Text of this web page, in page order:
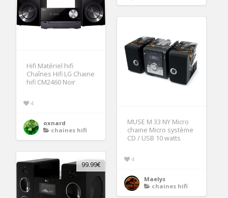
Hifi Matériel hifi
Chaînes Hifi LG Chaine
hifi CM2460 Noir
4
oxnard
chaines hifi
MUSE M 33 NY Micro
chaine Micro système
CD / USB 10 watts
4
Maelys
chaines hifi
99.99€